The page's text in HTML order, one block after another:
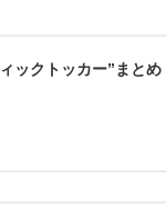
ックトッカー”まとめ